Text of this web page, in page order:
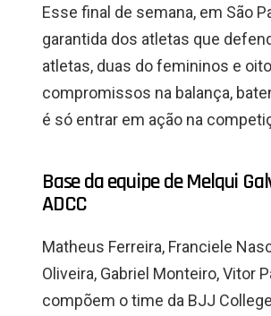
Esse final de semana, em São
garantida dos atletas que
atletas, duas do femininos e
compromissos na balança,
é só entrar em ação na
Base da equipe de Melqui
ADCC
Matheus Ferreira, Franciele
Oliveira, Gabriel Monteiro, Vitor
compõem o time da BJJ